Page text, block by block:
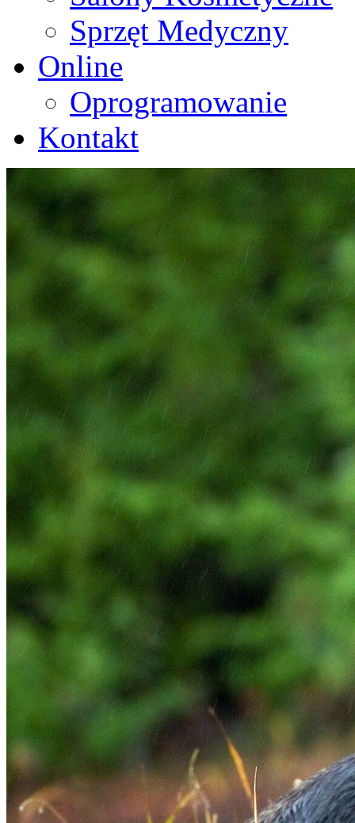
Sprzęt Medyczny
Online
Oprogramowanie
Kontakt